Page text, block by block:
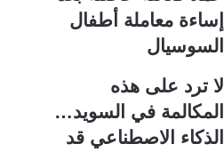
ة إساءة معاملة أطفال
السوسيال
لا ترد على هذه
المكالمة في السويد…
الذكاء الاصطناعي قد